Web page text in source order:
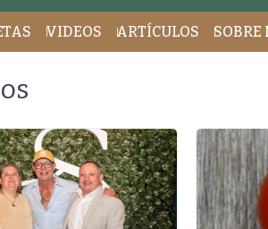
VIDEOS ARTÍCULOS SOBRE